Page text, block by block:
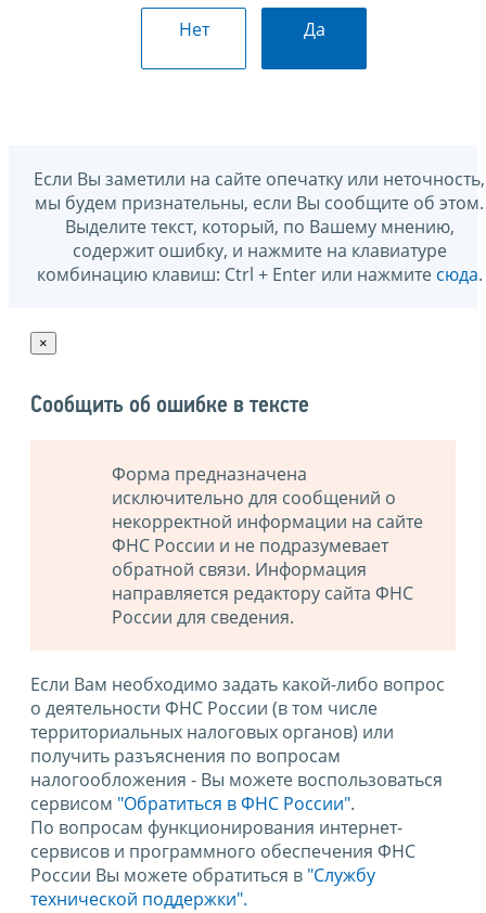
Нет Да
Если Вы заметили на сайте опечатку или неточность,
мы будем признательны, если Вы сообщите об этом.
Выделите текст, который, по Вашему мнению,
содержит ошибку, и нажмите на клавиатуре
комбинацию клавиш: Ctrl + Enter или нажмите сюда.
×
Сообщить об ошибке в тексте
Форма предназначена
исключительно для сообщений о
некорректной информации на сайте
ФНС России и не подразумевает
обратной связи. Информация
направляется редактору сайта ФНС
России для сведения.
Если Вам необходимо задать какой-либо вопрос
о деятельности ФНС России (в том числе
территориальных налоговых органов) или
получить разъяснения по вопросам
налогообложения - Вы можете воспользоваться
сервисом "Обратиться в ФНС России".
По вопросам функционирования интернет-
сервисов и программного обеспечения ФНС
России Вы можете обратиться в "Службу
технической поддержки".